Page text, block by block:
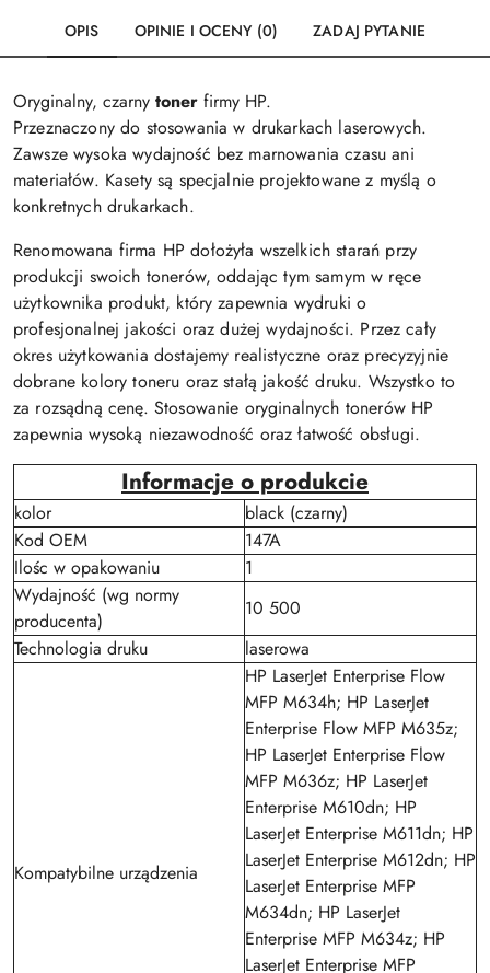
OPIS OPINIE I OCENY (0) ZADAJ PYTANIE
Oryginalny, czarny toner firmy HP.
Przeznaczony do stosowania w drukarkach laserowych.
Zawsze wysoka wydajność bez marnowania czasu ani
materiałów. Kasety są specjalnie projektowane z myślą o
konkretnych drukarkach.
Renomowana firma HP dołożyła wszelkich starań przy
produkcji swoich tonerów, oddając tym samym w ręce
użytkownika produkt, który zapewnia wydruki o
profesjonalnej jakości oraz dużej wydajności. Przez cały
okres użytkowania dostajemy realistyczne oraz precyzyjnie
dobrane kolory toneru oraz stałą jakość druku. Wszystko to
za rozsądną cenę. Stosowanie oryginalnych tonerów HP
zapewnia wysoką niezawodność oraz łatwość obsługi.
Informacje o produkcie
kolor
black (czarny)
Kod OEM
147A
Ilośc w opakowaniu
1
Wydajność (wg normy
producenta)
10 500
Technologia druku
laserowa
Kompatybilne urządzenia
HP LaserJet Enterprise Flow
MFP M634h; HP LaserJet
Enterprise Flow MFP M635z;
HP LaserJet Enterprise Flow
MFP M636z; HP LaserJet
Enterprise M610dn; HP
LaserJet Enterprise M611dn; HP
LaserJet Enterprise M612dn; HP
LaserJet Enterprise MFP
M634dn; HP LaserJet
Enterprise MFP M634z; HP
LaserJet Enterprise MFP